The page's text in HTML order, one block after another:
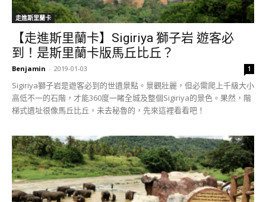
走進斯里蘭卡
【走進斯里蘭卡】Sigiriya 獅子岩 遊客必
到！是斯里蘭卡版馬丘比丘？
Benjamin - 2019-01-03 1
Sigiriya獅子岩是遊客必到的世遺景點。景觀壯麗，但必需爬上千級大小
高低不一的石階，才能360度一睹全城及整個Sigiriya的景色。果然，階
梯式遺址很像馬丘比丘，未去秘魯的，先來這裡看看吧！